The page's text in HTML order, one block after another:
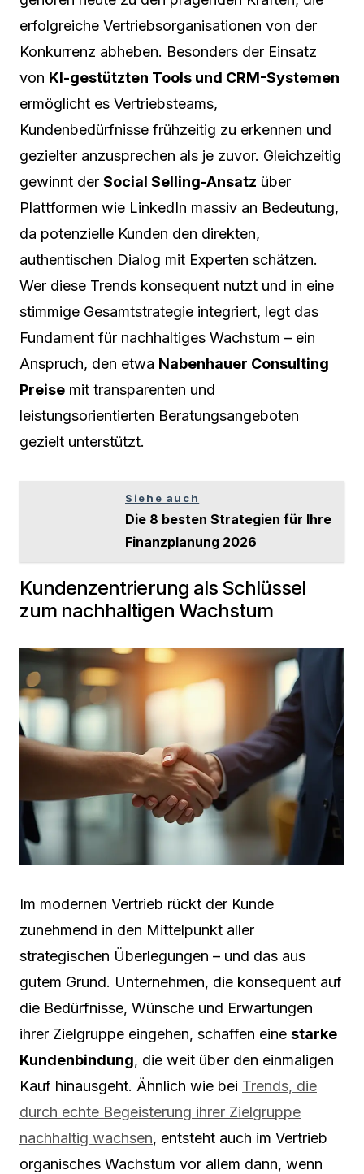
erfolgreiche Vertriebsorganisationen von der
Konkurrenz abheben. Besonders der Einsatz
von KI-gestützten Tools und CRM-Systemen
ermöglicht es Vertriebsteams,
Kundenbedürfnisse frühzeitig zu erkennen und
gezielter anzusprechen als je zuvor. Gleichzeitig
gewinnt der Social Selling-Ansatz über
Plattformen wie LinkedIn massiv an Bedeutung,
da potenzielle Kunden den direkten,
authentischen Dialog mit Experten schätzen.
Wer diese Trends konsequent nutzt und in eine
stimmige Gesamtstrategie integriert, legt das
Fundament für nachhaltiges Wachstum – ein
Anspruch, den etwa Nabenhauer Consulting
Preise mit transparenten und
leistungsorientierten Beratungsangeboten
gezielt unterstützt.
Siehe auch
Die 8 besten Strategien für Ihre
Finanzplanung 2026
Kundenzentrierung als Schlüssel
zum nachhaltigen Wachstum
Im modernen Vertrieb rückt der Kunde
zunehmend in den Mittelpunkt aller
strategischen Überlegungen – und das aus
gutem Grund. Unternehmen, die konsequent auf
die Bedürfnisse, Wünsche und Erwartungen
ihrer Zielgruppe eingehen, schaffen eine starke
Kundenbindung, die weit über den einmaligen
Kauf hinausgeht. Ähnlich wie bei Trends, die
durch echte Begeisterung ihrer Zielgruppe
nachhaltig wachsen, entsteht auch im Vertrieb
organisches Wachstum vor allem dann, wenn